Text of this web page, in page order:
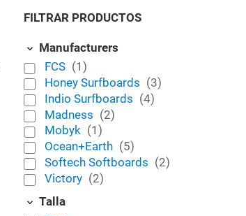
Add to Wishlist
Quick View
FILTRAR PRODUCTOS
Manufacturers
FCS (1)
Honey Surfboards (3)
Indio Surfboards (4)
Madness (2)
Mobyk (1)
Ocean+Earth (5)
Softech Softboards (2)
Victory (2)
Talla